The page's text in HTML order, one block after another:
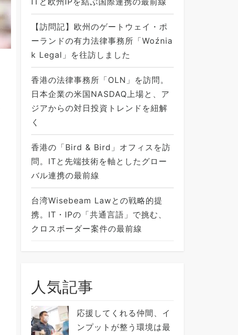
【訪問記】欧州のゲートウェイ・ポ
ーランドの有力法律事務所「Woźnia
k Legal」を往訪しました
香港の法律事務所「OLN」を訪問。
日本企業の米国NASDAQ上場と、ア
ジアからの対日投資トレンドを紐解
く
香港の「Bird & Bird」オフィスを訪
問。ITと先端技術を軸としたグロー
バル連携の最前線
台湾Wisebeam Lawとの戦略的提
携。IT・IPの「共通言語」で挑む、
クロスボーダー案件の最前線
人気記事
応援してくれる仲間、イ
ンプットが整う環境は最